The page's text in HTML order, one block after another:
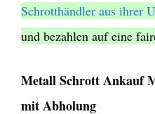
Schrotthändler aus ihrer
und bezahlen auf eine
Metall Schrott Ankauf
mit Abholung